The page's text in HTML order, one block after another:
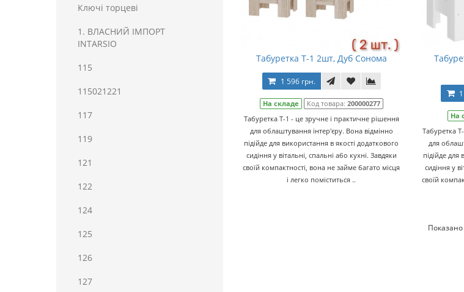
Ключі торцеві
1. ВЛАСНИЙ ІМПОРТ
INTARSIO
115
115021221
117
119
121
122
124
125
126
127
Табуретка Т-1 2шт, Дуб Сонома
1 596 грн.
На складе Код товара: 200000277
Табуретка Т-1 - це зручне і практичне рішення
для облаштування інтер'єру. Вона відмінно
підійде для використання в якості додаткового
сидіння у вітальні, спальні або кухні. Завдяки
своїй компактності, вона не займе багато місця
і легко поміститься ..
На
Табуретка
для
підійде для
сидіння у
своїй
Показано